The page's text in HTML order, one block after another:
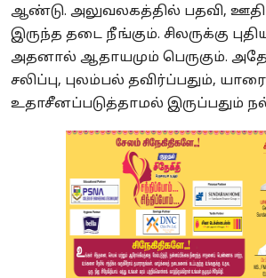
ஆண்டு. அலுவலகத்தில் பதவி,
இருந்த தடை நீங்கும். சிலருக்கு
அதனால் ஆதாயமும் பெருகும்.
சலிப்பு, புலம்பல் தவிர்ப்பதும்,
உதாசீனப்படுத்தாமல் இருப்பதும்